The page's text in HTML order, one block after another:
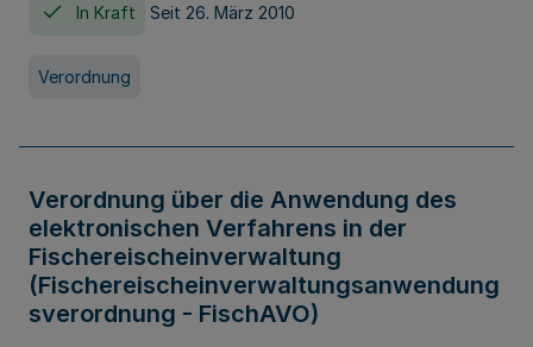
In Kraft Seit 26. März 2010
Verordnung
Verordnung über die Anwendung des
elektronischen Verfahrens in der
Fischereischeinverwaltung
(Fischereischeinverwaltungsanwendung
sverordnung - FischAVO)